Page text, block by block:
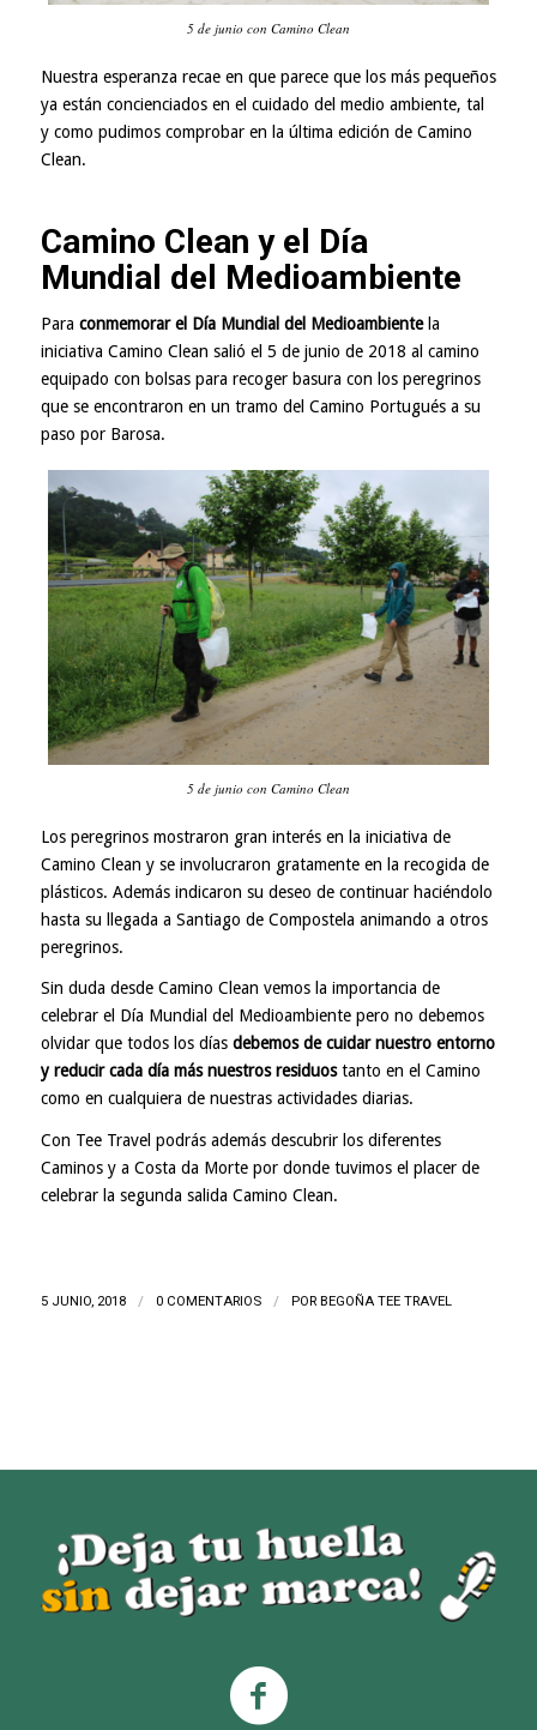
5 de junio con Camino Clean
Nuestra esperanza recae en que parece que los más pequeños
ya están concienciados en el cuidado del medio ambiente, tal
y como pudimos comprobar en la última edición de Camino
Clean.
Camino Clean y el Día
Mundial del Medioambiente
Para conmemorar el Día Mundial del Medioambientela
iniciativa Camino Clean salió el 5 de junio de 2018 al camino
equipado con bolsas para recoger basura con los peregrinos
que se encontraron en un tramo del Camino Portugués a su
paso por Barosa.
5 de junio con Camino Clean
Los peregrinos mostraron gran interés en la iniciativa de
Camino Clean y se involucraron gratamente en la recogida de
plásticos. Además indicaron su deseo de continuar haciéndolo
hasta su llegada a Santiago de Compostela animando a otros
peregrinos.
Sin duda desde Camino Clean vemos la importancia de
celebrar el Día Mundial del Medioambiente pero no debemos
olvidar que todos los días debemos de cuidar nuestro entorno
y reducir cada día más nuestros residuostanto en el Camino
como en cualquiera de nuestras actividades diarias.
Con Tee Travel podrás además descubrir los diferentes
Caminos y a Costa da Mortepor donde tuvimos el placer de
celebrar la segunda salida Camino Clean.
5 JUNIO, 2018 / 0 COMENTARIOS / POR BEGOÑA TEE TRAVEL